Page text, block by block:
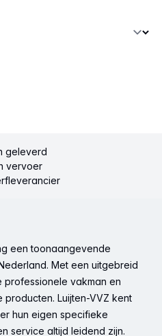
geleverd
vervoer
een toonaangevende
Met een uitgebreid
professionele vakman en
Luijten-VVZ kent
hun eigen specifieke
service altijd leidend zijn.